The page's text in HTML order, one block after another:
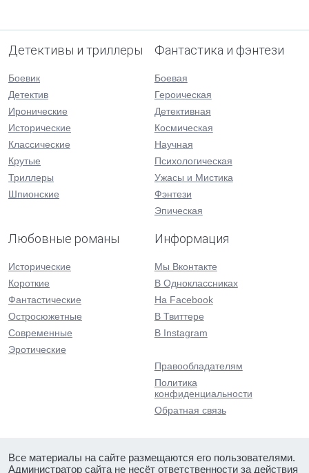
Детективы и триллеры
Боевик
Детектив
Иронические
Исторические
Классические
Крутые
Триллеры
Шпионские
Фантастика и фэнтези
Боевая
Героическая
Детективная
Космическая
Научная
Психологическая
Ужасы и Мистика
Фэнтези
Эпическая
Любовные романы
Исторические
Короткие
Фантастические
Остросюжетные
Современные
Эротические
Информация
Мы Вконтакте
В Одноклассниках
На Facebook
В Твиттере
В Instagram
Правообладателям
Политика
конфиденциальности
Обратная связь
Все материалы на сайте размещаются его пользователями.
Администратор сайта не несёт ответственности за действия